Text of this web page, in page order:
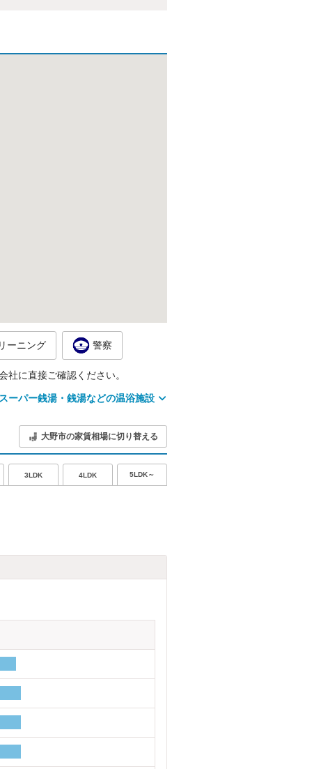
ーニング 警察
に直接ご確認ください。
ーパー銭湯・銭湯などの温浴施設
大野市の家賃相場に切り替える
3LDK 4LDK 5LDK～